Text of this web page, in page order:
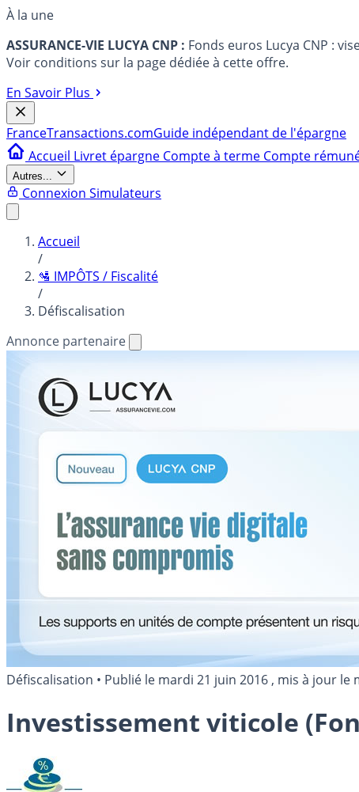
À la une
ASSURANCE-VIE LUCYA CNP : Fonds euros Lucya CNP :
Voir conditions sur la page dédiée à cette offre.
En Savoir Plus
FranceTransactions.comGuide indépendant de l'épargne
Accueil Livret épargne Compte à terme Compte
Autres...
Connexion Simulateurs
Accueil
/
🛂 IMPÔTS / Fiscalité
/
Défiscalisation
Annonce partenaire
Défiscalisation • Publié le mardi 21 juin 2016 , mis à jour le
Investissement viticole